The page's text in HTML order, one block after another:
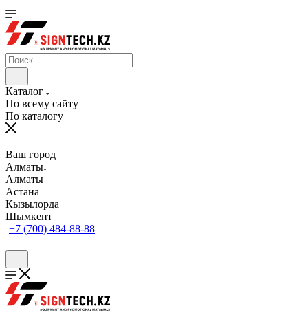
Каталог
По всему сайту
По каталогу
Ваш город
Алматы
Алматы
Астана
Кызылорда
Шымкент
+7 (700) 484-88-88